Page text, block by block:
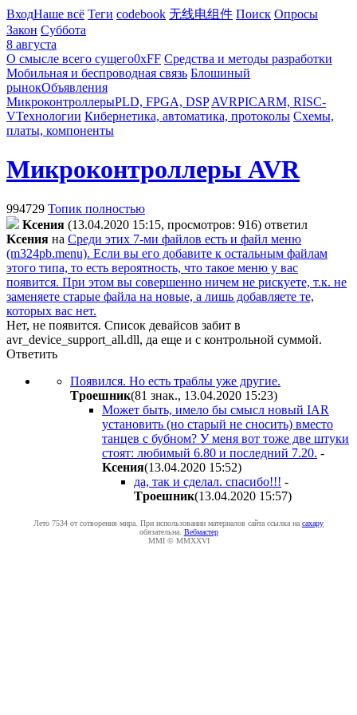
ВходНаше всё Теги codebook 无线电组件 Поиск Опросы
Закон Суббота
8 августа
О смысле всего сущего0xFF Средства и методы разработки
Мобильная и беспроводная связь Блошиный
рынокОбъявления
МикроконтроллерыPLD, FPGA, DSP AVRPICARM, RISC-
VТехнологии Кибернетика, автоматика, протоколы Схемы,
платы, компоненты
Микроконтроллеры AVR
994729 Топик полностью
Kceния (13.04.2020 15:15, просмотров: 916) ответил
Kceния на Среди этих 7-ми файлов есть и файл меню
(m324pb.menu). Если вы его добавите к остальным файлам
этого типа, то есть вероятность, что такое меню у вас
появится. При этом вы совершенно ничем не рискуете, т.к. не
заменяете старые файла на новые, а лишь добавляете те,
которых вас нет.
Нет, не появится. Список девайсов забит в
avr_device_support_all.dll, да еще и с контрольной суммой.
Ответить
Появился. Но есть траблы уже другие.
Tpoeшник(81 знак., 13.04.2020 15:23)
Может быть, имело бы смысл новый IAR
установить (но старый не сносить) вместо
танцев с бубном? У меня вот тоже две штуки
стоят: любимый 6.80 и последний 7.20. -
Kceния(13.04.2020 15:52)
да, так и сделал. спасибо!!! -
Tpoeшник(13.04.2020 15:57)
Лето 7534 от сотворения мира. При использовании материалов сайта ссылка на caxapу
обязательна. Вебмастер
MMI © MMXXVI